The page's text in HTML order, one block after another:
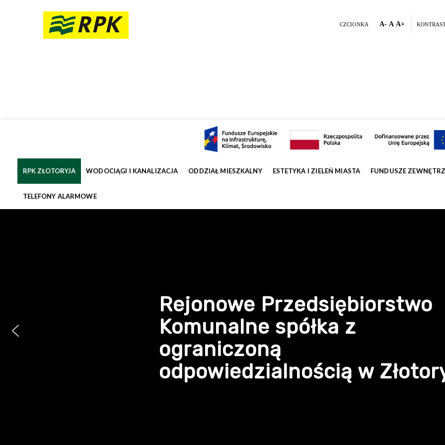
CZCIONKA A- A A+
RPK ZŁOTORYJA WODOCIĄGI I KANALIZACJA ODDZIAŁ MIESZKALNY ESTETYKA I ZIELEŃ MIASTA FUNDUSZE
TELEFONY ALARMOWE
Rejonowe Przedsiębiorstwo
Komunalne spółka z
ograniczoną
odpowiedzialnością w